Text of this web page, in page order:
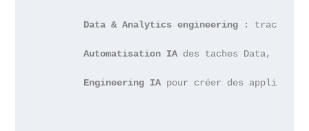
Data & Analytics engineering : tracking
Automatisation IA des taches Data,
Engineering IA pour créer des